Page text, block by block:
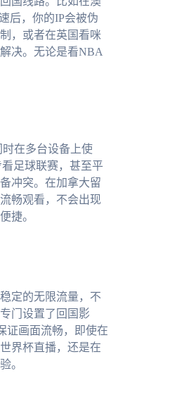
后，你的IP会被伪
，或者在英国看咪
决。无论是看NBA
时在多台设备上使
足球联赛，甚至平
冲突。在加拿大留
畅观看，不会出现
捷。
定的无限流量，不
门设置了回国影
证画面流畅，即使在
界杯直播，还是在
。